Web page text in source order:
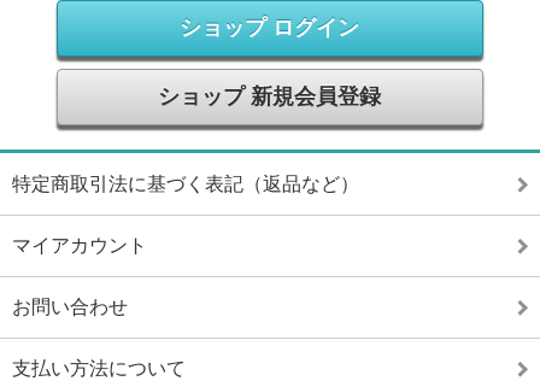
ショップ ログイン
ショップ 新規会員登録
特定商取引法に基づく表記（返品など）
マイアカウント
お問い合わせ
支払い方法について